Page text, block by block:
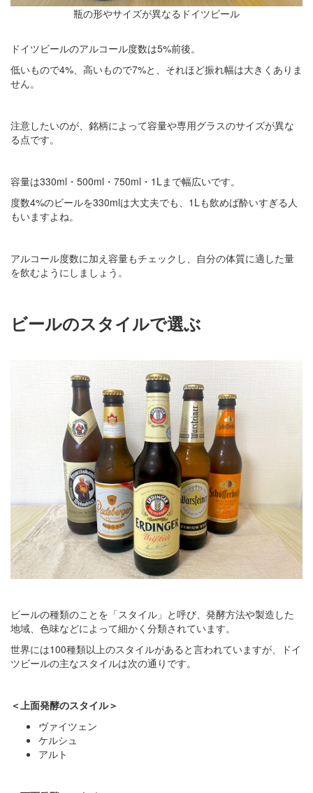
瓶の形やサイズが異なるドイツビール
ドイツビールのアルコール度数は5%前後。
低いもので4%、高いもので7%と、それほど振れ幅は大きくありま
せん。
注意したいのが、銘柄によって容量や専用グラスのサイズが異な
る点です。
容量は330ml・500ml・750ml・1Lまで幅広いです。
度数4%のビールを330mlは大丈夫でも、1Lも飲めば酔いすぎる人
もいますよね。
アルコール度数に加え容量もチェックし、自分の体質に適した量
を飲むようにしましょう。
ビールのスタイルで選ぶ
ビールの種類のことを「スタイル」と呼び、発酵方法や製造した
地域、色味などによって細かく分類されています。
世界には100種類以上のスタイルがあると言われていますが、ドイ
ツビールの主なスタイルは次の通りです。
＜上面発酵のスタイル＞
ヴァイツェン
ケルシュ
アルト